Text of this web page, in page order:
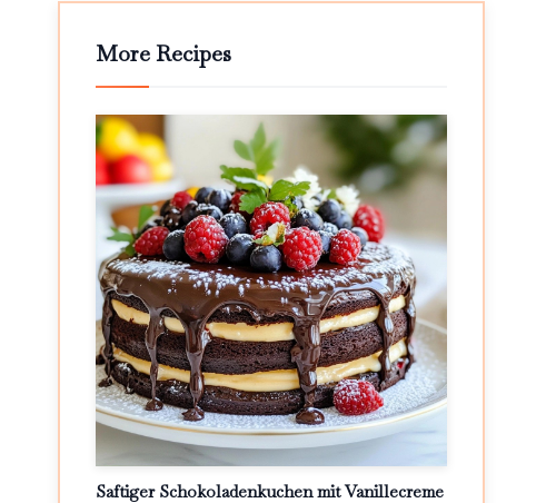
More Recipes
Saftiger Schokoladenkuchen mit Vanillecreme